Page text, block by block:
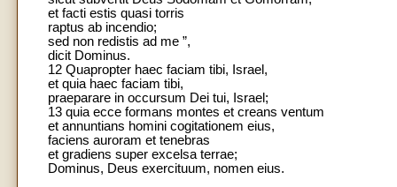
et facti estis quasi torris
raptus ab incendio;
sed non redistis ad me ”,
dicit Dominus.
12 Quapropter haec faciam tibi, Israel,
et quia haec faciam tibi,
praeparare in occursum Dei tui, Israel;
13 quia ecce formans montes et creans ventum
et annuntians homini cogitationem eius,
faciens auroram et tenebras
et gradiens super excelsa terrae;
Dominus, Deus exercituum, nomen eius.